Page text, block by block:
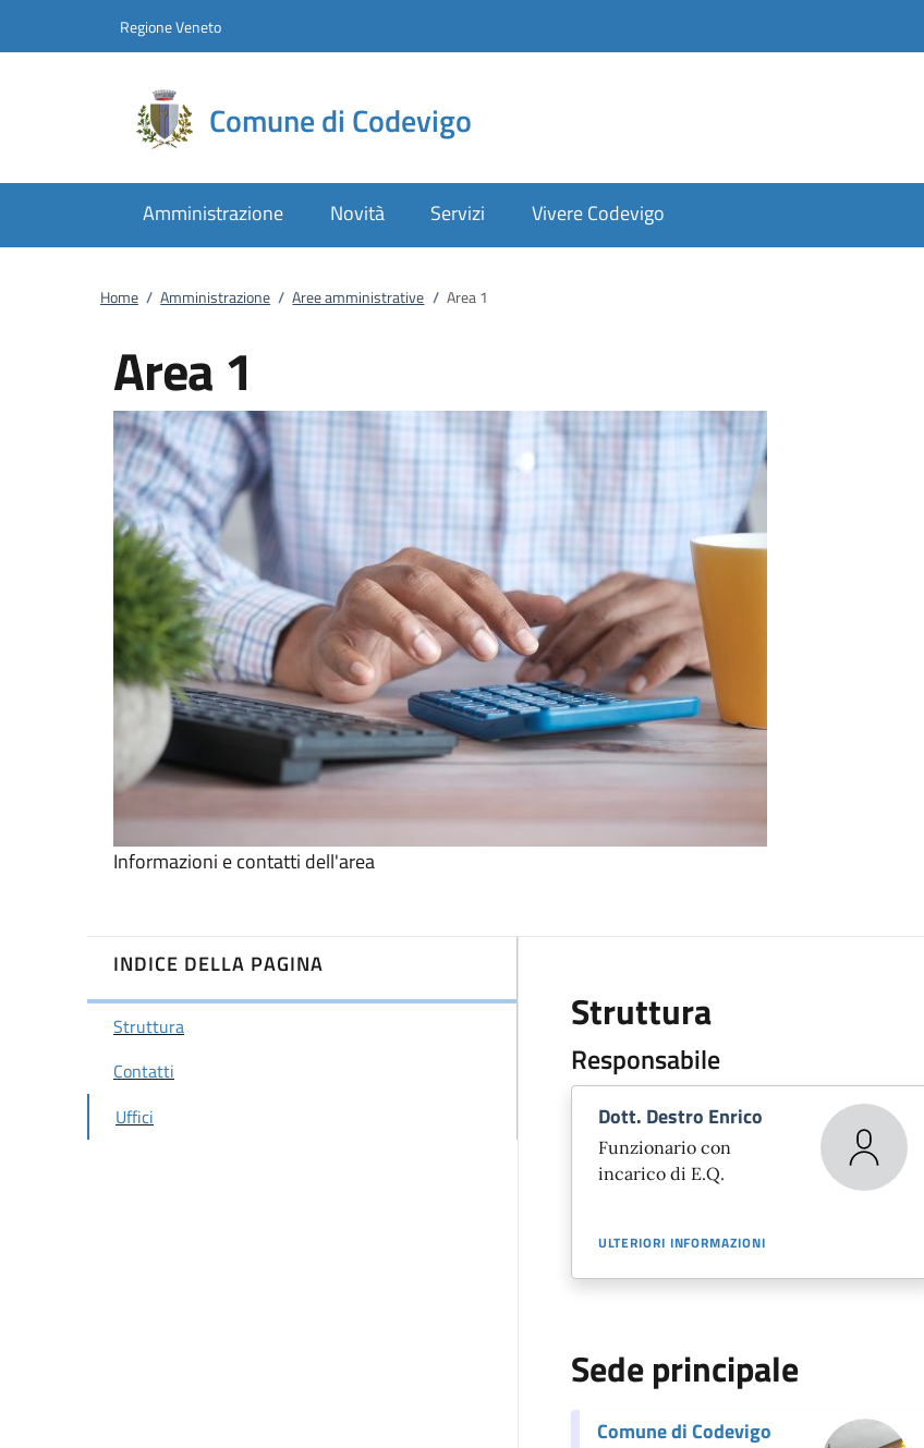
Regione Veneto
Comune di Codevigo
Amministrazione Novità Servizi Vivere Codevigo
Home / Amministrazione / Aree amministrative / Area 1
Area 1
Informazioni e contatti dell'area
INDICE DELLA PAGINA
Struttura
Contatti
Uffici
Struttura
Responsabile
Dott. Destro Enrico
Funzionario con
incarico di E.Q.
ULTERIORI INFORMAZIONI
Sede principale
Comune di Codevigo